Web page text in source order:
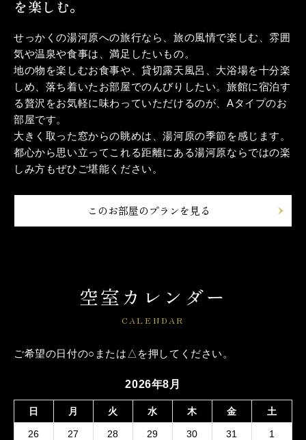
を楽しむ。
せっかくの湯河原への旅行なら、旅の風情で楽しむ、雰囲
気や温泉や食事は、満足したいもの。
地の物を楽しむお食事や、貸切露天風呂、大浴場を十分楽
しめ、落ち着いたお部屋でのんびりしたい。旅館に宿泊す
る贅沢をお気軽に味わっていただけるのが、Aタイプのお
部屋です。
大きく取った窓からの眺めは、湯河原の季節を感じます。
都心から思い立ってこれる距離にある湯河原ならではの楽
しみ方もぜひご堪能ください。
このお部屋のプランを見る
空室カレンダー
CALENDAR
ご希望の日付の○または△を押してください。
2026年8月
日 月 火 水 木 金 土
26
27
28
29
30
31
1